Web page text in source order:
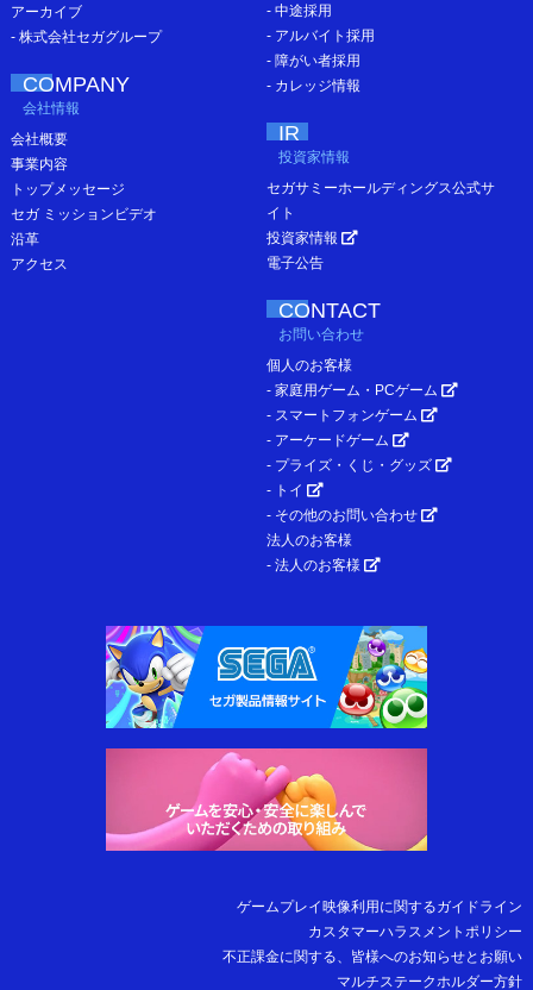
アーカイブ
- 株式会社セガグループ
COMPANY
会社情報
会社概要
事業内容
トップメッセージ
セガ ミッションビデオ
沿革
アクセス
- 中途採用
- アルバイト採用
- 障がい者採用
- カレッジ情報
IR
投資家情報
セガサミーホールディングス公式サ
イト
投資家情報
電子公告
CONTACT
お問い合わせ
個人のお客様
- 家庭用ゲーム・PCゲーム
- スマートフォンゲーム
- アーケードゲーム
- プライズ・くじ・グッズ
- トイ
- その他のお問い合わせ
法人のお客様
- 法人のお客様
ゲームプレイ映像利用に関するガイドライン
カスタマーハラスメントポリシー
不正課金に関する、皆様へのお知らせとお願い
マルチステークホルダー方針